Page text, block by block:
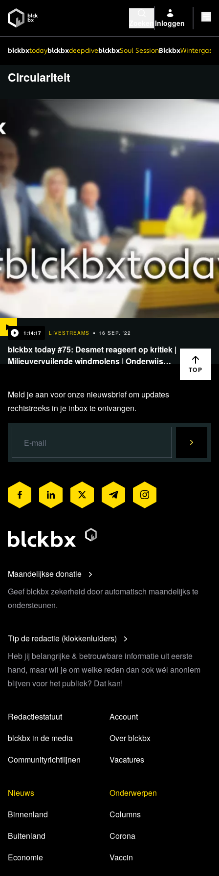
Inloggen
blckbxtodayblckbxdeepdiveblckbxSoul SessionBlckbx
Circulariteit
1:14:17 LIVESTREAMS 16 SEP. '22
blckbx today #75: Desmet reageert op kritiek |
Milieuvervuilende windmolens | Onderwijs…
TOP
Meld je aan voor onze nieuwsbrief om updates
rechtstreeks in je inbox te ontvangen.
Maandelijkse donatie
Geef blckbx zekerheid door automatisch maandelijks te
ondersteunen.
Tip de redactie (klokkenluiders)
Heb jij belangrijke & betrouwbare informatie uit eerste
hand, maar wil je om welke reden dan ook wél anoniem
blijven voor het publiek? Dat kan!
Redactiestatuut
blckbx in de media
Communityrichtlijnen
Account
Over blckbx
Vacatures
Nieuws
Binnenland
Buitenland
Economie
Onderwerpen
Columns
Corona
Vaccin